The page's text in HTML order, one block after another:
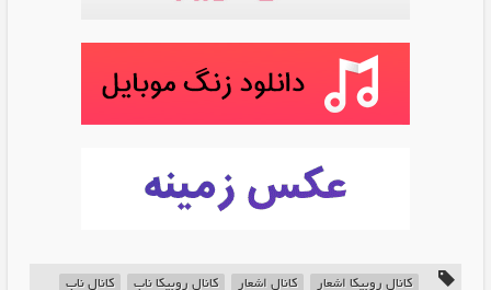
کانال روبیکا اشعار کانال اشعار کانال روبیکا ناب کانال ناب